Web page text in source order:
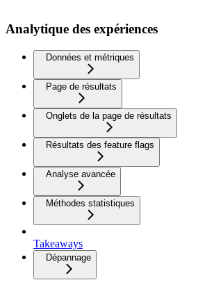
Analytique des expériences
Données et métriques
Page de résultats
Onglets de la page de résultats
Résultats des feature flags
Analyse avancée
Méthodes statistiques
Takeaways
Dépannage